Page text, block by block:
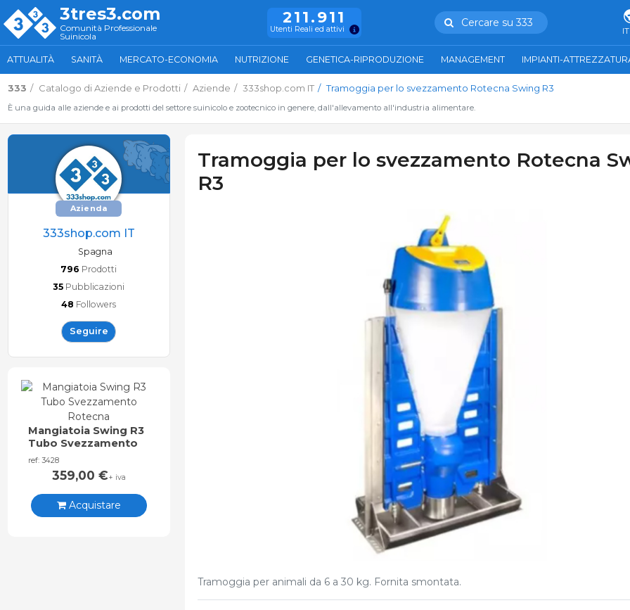
3tres3.com
Comunità Professionale
Suinicola
211.911
Utenti Reali ed attivi
Cercare su 333
IT
ATTUALITÀ SANITÀ MERCATO-ECONOMIA NUTRIZIONE GENETICA-RIPRODUZIONE MANAGEMENT IMPIANTI-
333 Catalogo di Aziende e Prodotti Aziende 333shop.com IT Tramoggia per lo svezzamento Rotecna Swing R3
È una guida alle aziende e ai prodotti del settore suinicolo e zootecnico in genere, dall'allevamento all'industria alimentare.
Azienda
333shop.com IT
Spagna
796 Prodotti
35 Pubblicazioni
48 Followers
Seguire
Mangiatoia Swing R3
Tubo Svezzamento
Rotecna
ref: 3428
359,00 €+ iva
Acquistare
Tramoggia per lo svezzamento Rotecna
R3
Tramoggia per animali da 6 a 30 kg. Fornita smontata.